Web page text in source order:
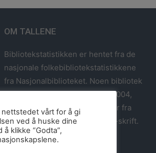
OM TALLENE
Bibliotekstatistikken er hentet fra de
nasjonale folkebibliotekstatistikkene
fra Nasjonalbiblioteket. Noen bibliotek
har utvalgt statistikk fra 1993-2004,
dette stammer fra publikasjoner fra
Statens bibliotektilsyn og ABM-skrift.
vårt for å gi
ved å huske dine
klikke “Godta”,